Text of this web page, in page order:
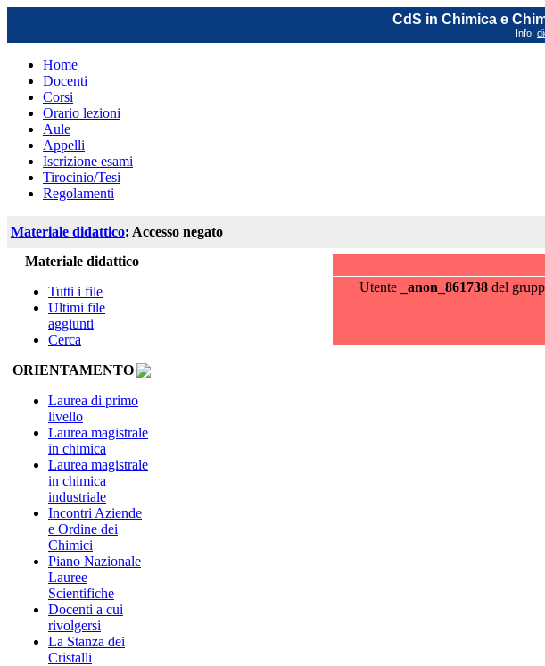
CdS in Chimica e
Info:
Home
Docenti
Corsi
Orario lezioni
Aule
Appelli
Iscrizione esami
Tirocinio/Tesi
Regolamenti
Materiale didattico: Accesso negato
Materiale didattico
Tutti i file
Ultimi file
aggiunti
Cerca
ORIENTAMENTO
Laurea di primo
livello
Laurea magistrale
in chimica
Laurea magistrale
in chimica
industriale
Incontri Aziende
e Ordine dei
Chimici
Piano Nazionale
Lauree
Scientifiche
Docenti a cui
rivolgersi
La Stanza dei
Cristalli
Utente
_anon_861738del